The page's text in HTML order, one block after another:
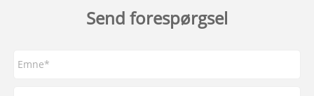
Send forespørgsel